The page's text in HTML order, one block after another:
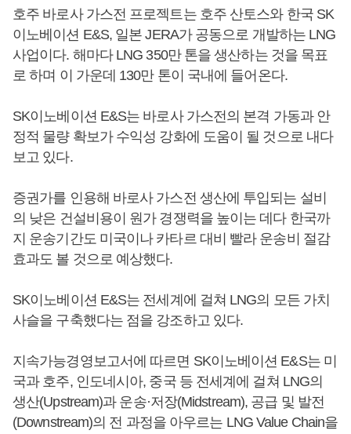
호주 바로사 가스전 프로젝트는 호주 산토스와 한국 SK
이노베이션 E&S, 일본 JERA가 공동으로 개발하는 LNG
사업이다. 해마다 LNG 350만 톤을 생산하는 것을 목표
로 하며 이 가운데 130만 톤이 국내에 들어온다.
SK이노베이션 E&S는 바로사 가스전의 본격 가동과 안
정적 물량 확보가 수익성 강화에 도움이 될 것으로 내다
보고 있다.
증권가를 인용해 바로사 가스전 생산에 투입되는 설비
의 낮은 건설비용이 원가 경쟁력을 높이는 데다 한국까
지 운송기간도 미국이나 카타르 대비 빨라 운송비 절감
효과도 볼 것으로 예상했다.
SK이노베이션 E&S는 전세계에 걸쳐 LNG의 모든 가치
사슬을 구축했다는 점을 강조하고 있다.
지속가능경영보고서에 따르면 SK이노베이션 E&S는 미
국과 호주, 인도네시아, 중국 등 전세계에 걸쳐 LNG의
생산(Upstream)과 운송·저장(Midstream), 공급 및 발전
(Downstream)의 전 과정을 아우르는 LNG Value Chain을